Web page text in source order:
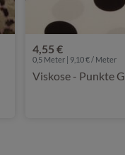
4,55 €
0,5 Meter | 9,10 € / Meter
Viskose - Punkte